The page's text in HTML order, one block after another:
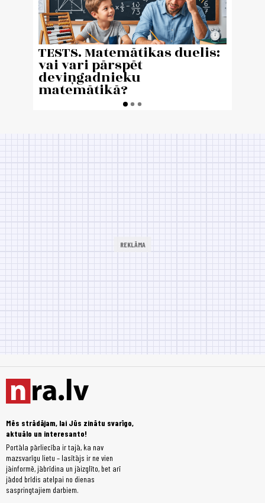
Mēs strādājam, lai Jūs zinātu svarīgo,
aktuālo un interesanto!
Portāla pārliecība ir tajā, ka nav
mazsvarīgu lietu – lasītājs ir ne vien
jāinformē, jābrīdina un jāizglīto, bet arī
jādod brīdis atelpai no dienas
saspringtajiem darbiem.